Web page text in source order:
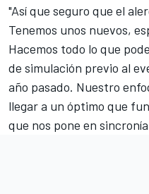
"Así que seguro que el
Tenemos unos nuevos,
Hacemos todo lo que
de simulación previo al
año pasado. Nuestro
llegar a un óptimo que
que nos pone en